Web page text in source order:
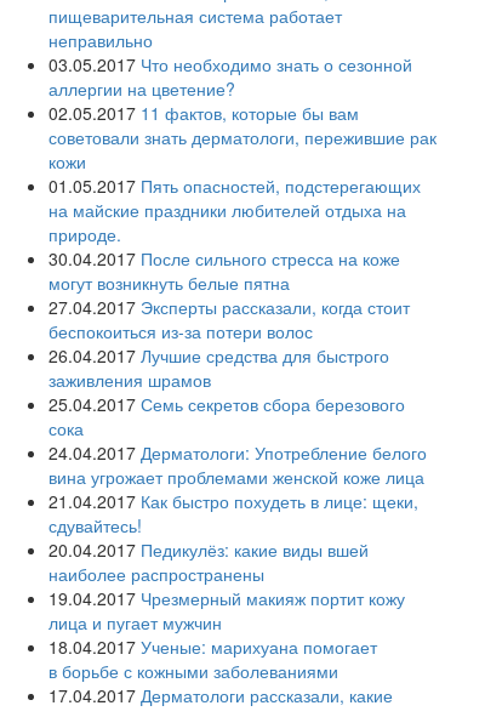
пищеварительная система работает
неправильно
03.05.2017 Что необходимо знать о сезонной
аллергии на цветение?
02.05.2017 11 фактов, которые бы вам
советовали знать дерматологи, пережившие рак
кожи
01.05.2017 Пять опасностей, подстерегающих
на майские праздники любителей отдыха на
природе.
30.04.2017 После сильного стресса на коже
могут возникнуть белые пятна
27.04.2017 Эксперты рассказали, когда стоит
беспокоиться из-за потери волос
26.04.2017 Лучшие средства для быстрого
заживления шрамов
25.04.2017 Семь секретов сбора березового
сока
24.04.2017 Дерматологи: Употребление белого
вина угрожает проблемами женской коже лица
21.04.2017 Как быстро похудеть в лице: щеки,
сдувайтесь!
20.04.2017 Педикулёз: какие виды вшей
наиболее распространены
19.04.2017 Чрезмерный макияж портит кожу
лица и пугает мужчин
18.04.2017 Ученые: марихуана помогает
в борьбе с кожными заболеваниями
17.04.2017 Дерматологи рассказали, какие